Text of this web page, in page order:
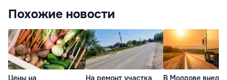
Похожие новости
Цены на На ремонт участка В Молдове